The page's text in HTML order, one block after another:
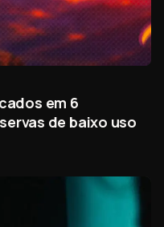
em 6
de baixo uso